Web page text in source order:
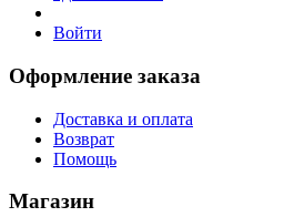
Войти
Оформление заказа
Доставка и оплата
Возврат
Помощь
Магазин